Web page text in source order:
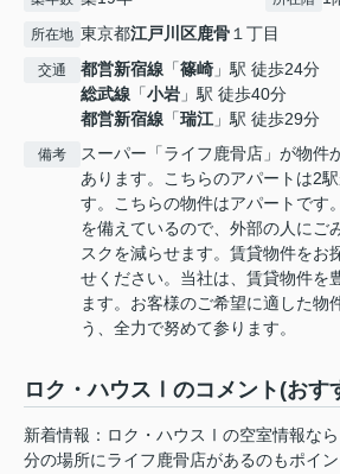
所在地 東京都江戸川区鹿骨 １丁目
交通 都営新宿線 「篠崎 」駅 徒歩24分
総武線 「小岩 」駅 徒歩40分
都営新宿線 「瑞江 」駅 徒歩29分
備考
スーパー「ライフ鹿骨店」が物件
あります。こちらのアパートは2
す。こちらの物件はアパートです
を備えているので、外部の人にご
スクを減らせます。賃貸物件をお
せください。当社は、賃貸物件を
ます。お客様のご希望に適した物
う、全力で努めて参ります。
ロク・ハウスⅠのコメント(おす
新着情報：ロク・ハウスⅠの空室情報な
分の場所にライフ鹿骨店があるのもポイ